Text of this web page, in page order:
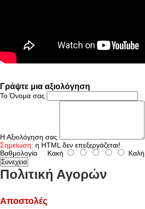
Γράψτε μια αξιολόγηση
Το Όνομα σας
Η Αξιολόγηση σας
Σημείωση: η HTML δεν επεξεργάζεται!
Βαθμολογία Κακή Καλή
Συνεχεια
Πολιτική Αγορών
Αποστολές